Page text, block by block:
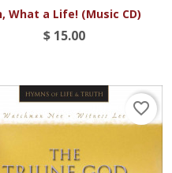
Vista rápida
What a Life! (Music CD)
$ 15.00
favorite_border